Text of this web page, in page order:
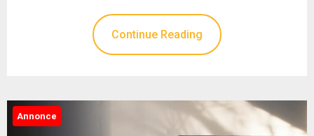
Continue Reading
Annonce